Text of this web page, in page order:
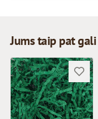
Jums taip pat